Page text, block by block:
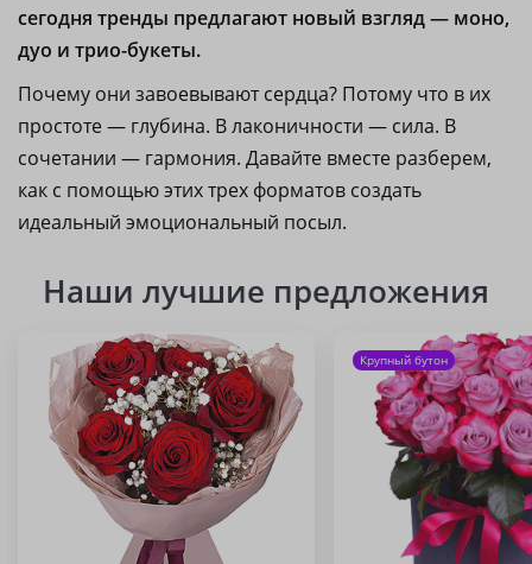
сегодня тренды предлагают новый взгляд — моно,
дуо и трио-букеты.
Почему они завоевывают сердца? Потому что в их
простоте — глубина. В лаконичности — сила. В
сочетании — гармония. Давайте вместе разберем,
как с помощью этих трех форматов создать
идеальный эмоциональный посыл.
Наши лучшие предложения
Крупный бутон